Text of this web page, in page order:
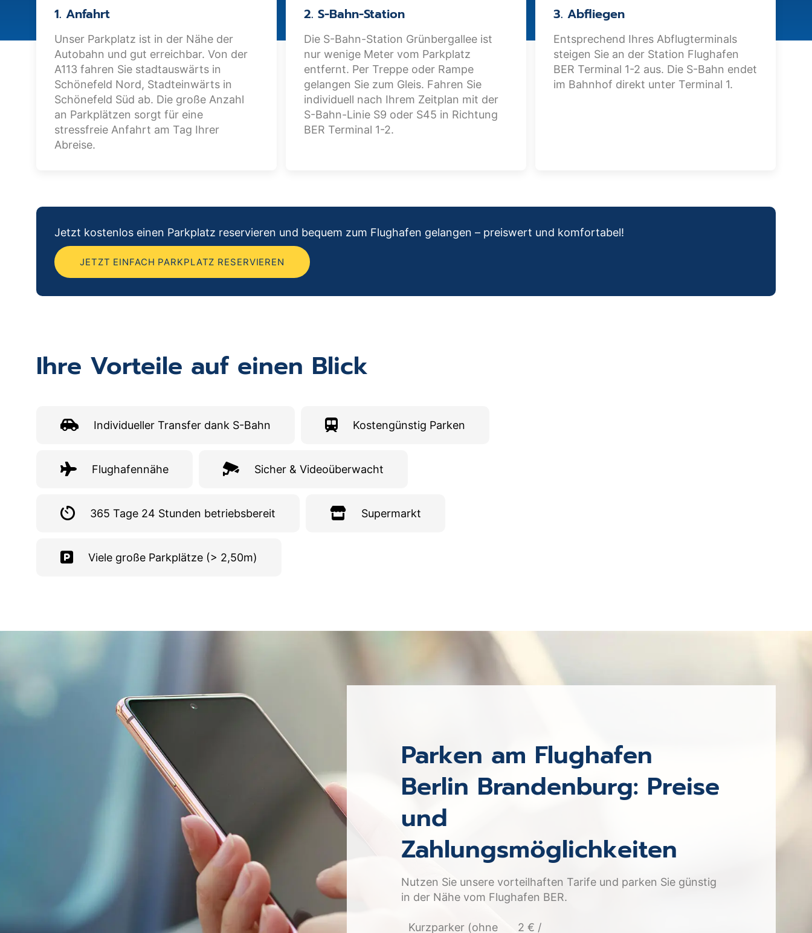
1. Anfahrt
Unser Parkplatz ist in der Nähe der
Autobahn und gut erreichbar. Von der
A113 fahren Sie stadtauswärts in
Schönefeld Nord, Stadteinwärts in
Schönefeld Süd ab. Die große Anzahl
an Parkplätzen sorgt für eine
stressfreie Anfahrt am Tag Ihrer
Abreise.
2. S-Bahn-Station
Die S-Bahn-Station Grünbergallee ist
nur wenige Meter vom Parkplatz
entfernt. Per Treppe oder Rampe
gelangen Sie zum Gleis. Fahren Sie
individuell nach Ihrem Zeitplan mit der
S-Bahn-Linie S9 oder S45 in Richtung
BER Terminal 1-2.
3. Abfliegen
Entsprechend Ihres Abflugterminals
steigen Sie an der Station Flughafen
BER Terminal 1-2 aus. Die S-Bahn endet
im Bahnhof direkt unter Terminal 1.
Jetzt kostenlos einen Parkplatz reservieren und bequem zum Flughafen gelangen – preiswert und komfortabel!
JETZT EINFACH PARKPLATZ RESERVIEREN
Ihre Vorteile auf einen Blick
Individueller Transfer dank S-Bahn Kostengünstig Parken
Flughafennähe Sicher & Videoüberwacht
365 Tage 24 Stunden betriebsbereit Supermarkt
Viele große Parkplätze (> 2,50m)
Parken am Flughafen
Berlin Brandenburg: Preise
und
Zahlungsmöglichkeiten
Nutzen Sie unsere vorteilhaften Tarife und parken Sie günstig
in der Nähe vom Flughafen BER.
Kurzparker (ohne 2 € /